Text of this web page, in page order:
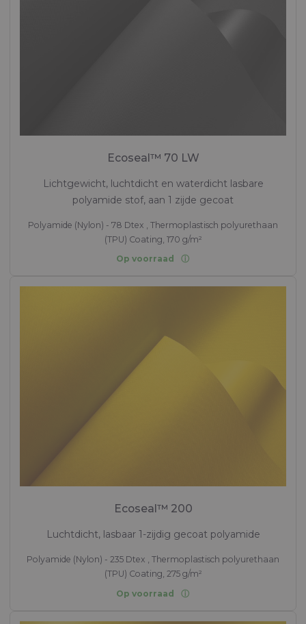
Ecoseal™ 70 LW
Lichtgewicht, luchtdicht en waterdicht lasbare
polyamide stof, aan 1 zijde gecoat
Polyamide (Nylon) - 78 Dtex , Thermoplastisch polyurethaan
(TPU) Coating, 170 g/m²
Op voorraad
Ecoseal™ 200
Luchtdicht, lasbaar 1-zijdig gecoat polyamide
Polyamide (Nylon) - 235 Dtex , Thermoplastisch polyurethaan
(TPU) Coating, 275 g/m²
Op voorraad